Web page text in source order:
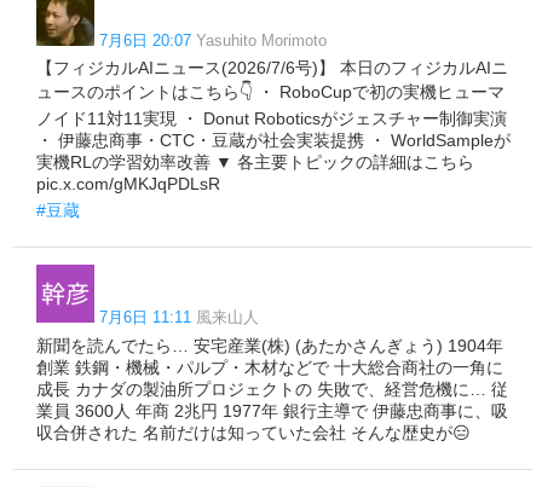
7月6日 20:07 Yasuhito Morimoto
【フィジカルAIニュース(2026/7/6号)】 本日のフィジカルAIニ
ュースのポイントはこちら👇 ・ RoboCupで初の実機ヒューマ
ノイド11対11実現 ・ Donut Roboticsがジェスチャー制御実演
・ 伊藤忠商事・CTC・豆蔵が社会実装提携 ・ WorldSampleが
実機RLの学習効率改善 ▼ 各主要トピックの詳細はこちら
pic.x.com/gMKJqPDLsR
#豆蔵
7月6日 11:11 風来山人
新聞を読んでたら… 安宅産業(株) (あたかさんぎょう) 1904年
創業 鉄鋼・機械・パルプ・木材などで 十大総合商社の一角に
成長 カナダの製油所プロジェクトの 失敗で、経営危機に… 従
業員 3600人 年商 2兆円 1977年 銀行主導で 伊藤忠商事に、吸
収合併された 名前だけは知っていた会社 そんな歴史が😑